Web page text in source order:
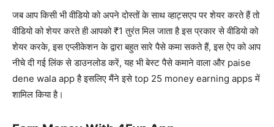
जब आप किसी भी वीडियो को अपने दोस्तों के साथ व्हाट्सएप पर शेयर करते हैं तो
वीडियो को शेयर करते ही आपको ₹1 तुरंत मिल जाता है इस प्रकार से वीडियो को
शेयर करके, इस एप्लीकेशन के द्वारा बहुत सारे पैसे कमा सकते हैं, इस ऐप को आप
नीचे दी गई लिंक से डाउनलोड करें, यह भी बेस्ट पैसे कमाने वाला और paise
dene wala app है इसलिए मैंने इसे top 25 money earning apps में
शामिल किया है।